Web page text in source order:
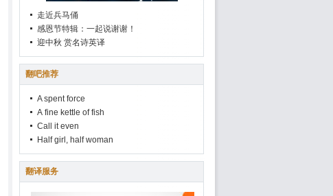
走近兵马俑
感恩节特辑：一起说谢谢！
迎中秋 赏名诗英译
翻吧推荐
A spent force
A fine kettle of fish
Call it even
Half girl, half woman
翻译服务